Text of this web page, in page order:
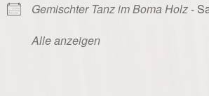
Gemischter Tanz im Boma Holz-
Alle anzeigen